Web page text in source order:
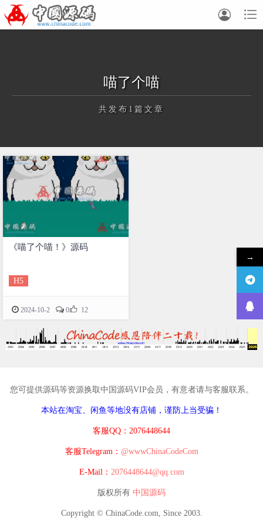


喵了个喵
共发布1篇文章
正在为您加载新内容
《喵了个喵！》源码
H5
2024-10-2 0 12
您可提供源码等资源换取中国源码VIP会员，有意者请与客服联系。
本站在淘宝、闲鱼等地没有店铺，谨防上当受骗！
客服QQ：2076448644
客服Telegram： @wwwChinaCodeCom
E-Mail： 2076448644@qq.com
版权所有 中国源码
Copyright © ChinaCode.com, Since 2003.
→